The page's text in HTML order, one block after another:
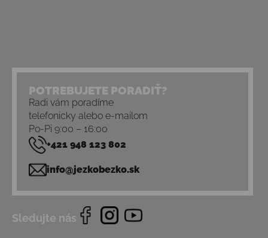
POTREBUJETE PORADIŤ?
Radi vám poradíme
telefonicky alebo e-mailom
Po-Pi 9:00 – 16:00
+421 948 123 802
info@jezkobezko.sk
Sledujte nás